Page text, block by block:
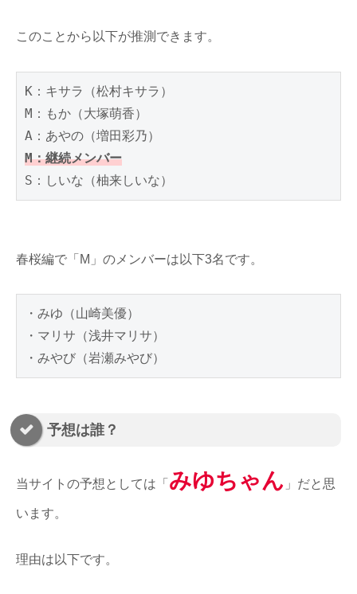
このことから以下が推測できます。
K：キサラ（松村キサラ）
M：もか（大塚萌香）
A：あやの（増田彩乃）
M：継続メンバー
S：しいな（柚来しいな）
春桜編で「M」のメンバーは以下3名です。
・みゆ（山崎美優）
・マリサ（浅井マリサ）
・みやび（岩瀬みやび）
予想は誰？
当サイトの予想としては「 みゆちゃん 」だと思
います。
理由は以下です。